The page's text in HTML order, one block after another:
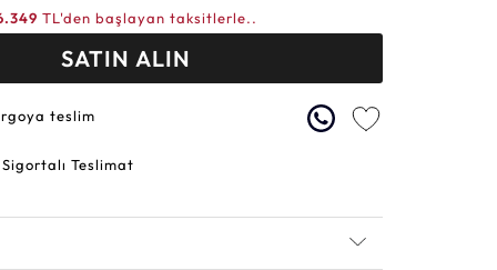
TL'den başlayan taksitlerle..
SATIN ALIN
teslim
Teslimat